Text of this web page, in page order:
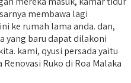
membawa lagi
ke rumah lama anda. dan,
yang baru dapat dilakoni
kami, qyusi persada yaitu
Ruko di Roa Malaka